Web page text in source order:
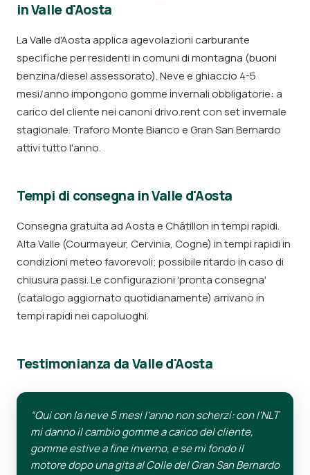
in Valle d'Aosta
La Valle d'Aosta applica agevolazioni carburante
specifiche per residenti in comuni di montagna (buoni
benzina/diesel assessorato). Neve e ghiaccio 4-5
mesi/anno impongono gomme invernali obbligatorie: a
carico del cliente nei canoni drivo.rent con set invernale
stagionale. Traforo Monte Bianco e Gran San Bernardo
attivi tutto l'anno.
Tempi di consegna in Valle d'Aosta
Consegna gratuita ad Aosta e Châtillon in tempi rapidi.
Alta Valle (Courmayeur, Cervinia, Cogne) in tempi rapidi in
condizioni meteo favorevoli; possibile ritardo in caso di
chiusura passi. Le configurazioni 'pronta consegna'
(catalogo aggiornato quotidianamente) arrivano in
tempi rapidi nei capoluoghi.
Testimonianza da Valle d'Aosta
“Qui con la neve 5 mesi l'anno non scherzi: con l'NLT
mi danno il cambio gomme a carico del cliente,
gomme estive a fine inverno, e se mi fondo il
motore dopo una gita al Colle del Gran San Bernardo